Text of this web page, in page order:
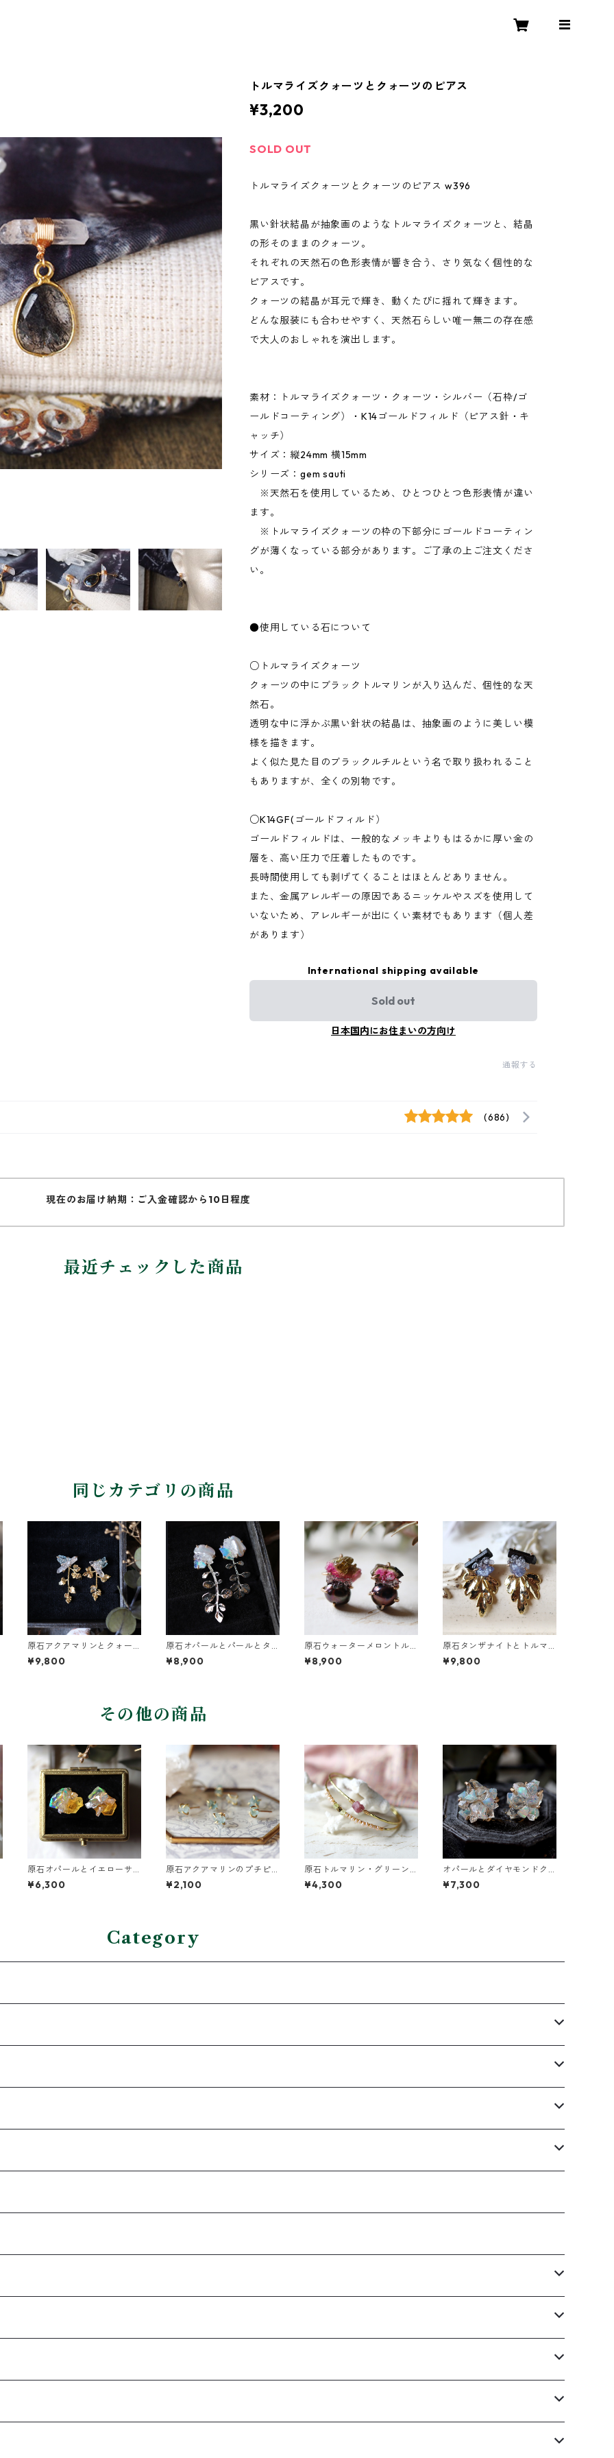
トルマライズクォーツとクォーツのピアス
¥3,200
SOLD OUT
トルマライズクォーツとクォーツのピアス w396
黒い針状結晶が抽象画のようなトルマライズクォーツと、結晶
の形そのままのクォーツ。
それぞれの天然石の色形表情が響き合う、さり気なく個性的な
ピアスです。
クォーツの結晶が耳元で輝き、動くたびに揺れて輝きます。
どんな服装にも合わせやすく、天然石らしい唯一無二の存在感
で大人のおしゃれを演出します。
素材：トルマライズクォーツ・クォーツ・シルバー（石枠/ゴ
ールドコーティング）・K14ゴールドフィルド（ピアス針・キ
ャッチ）
サイズ：縦24mm 横15mm
シリーズ：gem sauti
※天然石を使用しているため、ひとつひとつ色形表情が違い
ます。
※トルマライズクォーツの枠の下部分にゴールドコーティン
グが薄くなっている部分があります。ご了承の上ご注文くださ
い。
●使用している石について
○トルマライズクォーツ
クォーツの中にブラックトルマリンが入り込んだ、個性的な天
然石。
透明な中に浮かぶ黒い針状の結晶は、抽象画のように美しい模
様を描きます。
よく似た見た目のブラックルチルという名で取り扱われること
もありますが、全くの別物です。
○K14GF(ゴールドフィルド）
ゴールドフィルドは、一般的なメッキよりもはるかに厚い金の
層を、高い圧力で圧着したものです。
長時間使用しても剥げてくることはほとんどありません。
また、金属アレルギーの原因であるニッケルやスズを使用して
いないため、アレルギーが出にくい素材でもあります（個人差
があります）
International shipping available
Sold out
日本国内にお住まいの方向け
通報する
(686)
現在のお届け納期：ご入金確認から10日程度
最近チェックした商品
同じカテゴリの商品
原石アクアマリンとクォー
ツとカニクサの葉ピアス
¥9,800
原石オパールとパールとタ
ネツケバナの葉ピアス
¥8,900
原石ウォーターメロントル
マリンとパールのピアス
¥8,900
原石タンザナイトとトルマ
リンとクレマチスの葉ピア
ス
¥9,800
その他の商品
原石オパールとイエローサ
ファイアのプチピアス
¥6,300
原石アクアマリンのプチピ
アス（一粒/片方）
¥2,100
原石トルマリン・グリーン
ガーネットの2連バングル
¥4,300
オパールとダイヤモンドク
ォーツのピアス
¥7,300
Category